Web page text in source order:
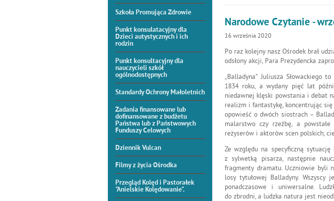
Szkoła Promująca Zdrowie
Punkt konsulatacyjny dla
Dzieci autystycznych i ich
rodzin
Punkt konsultacyjny dla
nauczycieli szkół
ogólnodostępnych
Standardy Ochrony Małoletnich
Zadania finansowane lub
dofinansowane z budżetu
Państwa lub z Państwowych
Funduszy Celowych
Dziennik Vulcan
Filmy z życia Ośrodka
Przegląd Kolęd i Pastorałek
"Anielskie Kolędowanie".
Narodowe Czytanie -
16 września 2020
Po raz kolejny nasz Ośrodek brał
odsłony akcji, Para Prezydencka
„Balladyna” Juliusza Słowackiego
1834 roku, a wydany pięć lat
niedawnej klęski powstania i debat
realizm i fantastykę, koncentrując
opowieść o dwóch siostrach –
malarstwo czy rzeźbę, a
reżyserów i aktorów scen polskich,
Ze względu na specyficzną
z sylwetką pisarza, następnie
fragmenty dramatu. Uczniowie byli
losy tytułowej Balladyny.
ponadczasowe i uniwersalne.
do zbrodni, a ludzka natura jest